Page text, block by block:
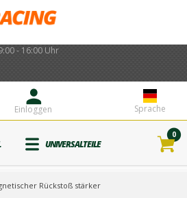
- 16:00 Uhr
Sprache
Einloggen
UNIVERSALTEILE
0
Rückstoß stärker